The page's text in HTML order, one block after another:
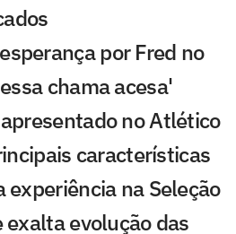
por Fred no
chama acesa'
no Atlético
características
experiência na Seleção
evolução das